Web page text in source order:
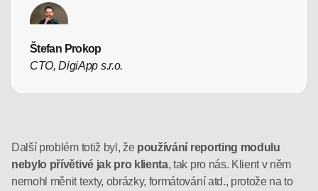
Štefan Prokop
CTO, DigiApp s.r.o.
Další problém totiž byl, že používání reporting modulu
nebylo přívětivé jak pro klienta, tak pro nás. Klient v něm
nemohl měnit texty, obrázky, formátování atd., protože na to